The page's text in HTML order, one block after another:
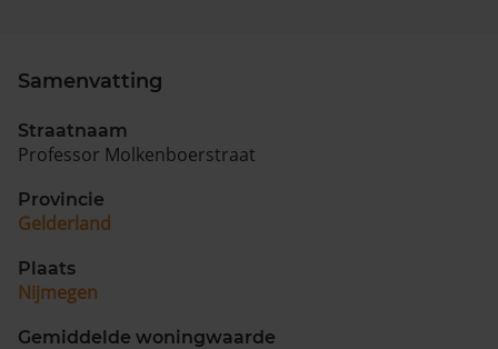
Samenvatting
Straatnaam
Professor Molkenboerstraat
Provincie
Gelderland
Plaats
Nijmegen
Gemiddelde woningwaarde